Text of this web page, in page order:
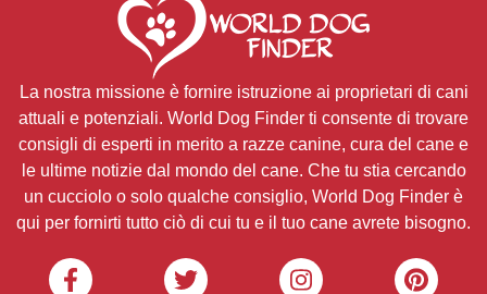
La nostra missione è fornire istruzione ai proprietari di cani
attuali e potenziali. World Dog Finder ti consente di trovare
consigli di esperti in merito a razze canine, cura del cane e
le ultime notizie dal mondo del cane. Che tu stia cercando
un cucciolo o solo qualche consiglio, World Dog Finder è
qui per fornirti tutto ciò di cui tu e il tuo cane avrete bisogno.